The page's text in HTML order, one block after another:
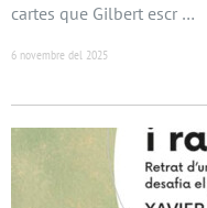
cartes que Gilbert escr …
6 novembre del 2025